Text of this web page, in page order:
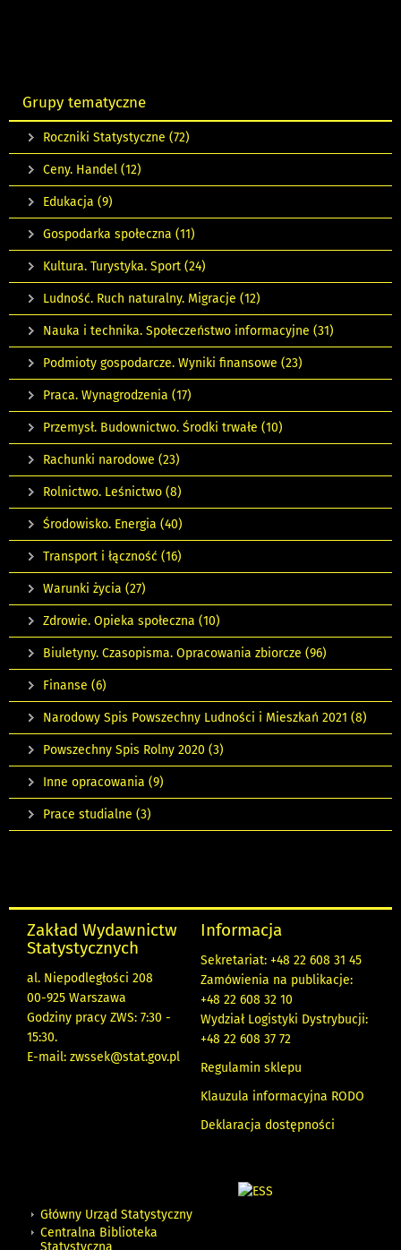
Grupy tematyczne
Roczniki Statystyczne (72)
Ceny. Handel (12)
Edukacja (9)
Gospodarka społeczna (11)
Kultura. Turystyka. Sport (24)
Ludność. Ruch naturalny. Migracje (12)
Nauka i technika. Społeczeństwo informacyjne (31)
Podmioty gospodarcze. Wyniki finansowe (23)
Praca. Wynagrodzenia (17)
Przemysł. Budownictwo. Środki trwałe (10)
Rachunki narodowe (23)
Rolnictwo. Leśnictwo (8)
Środowisko. Energia (40)
Transport i łączność (16)
Warunki życia (27)
Zdrowie. Opieka społeczna (10)
Biuletyny. Czasopisma. Opracowania zbiorcze (96)
Finanse (6)
Narodowy Spis Powszechny Ludności i Mieszkań 2021 (8)
Powszechny Spis Rolny 2020 (3)
Inne opracowania (9)
Prace studialne (3)
Zakład Wydawnictw
Statystycznych
al. Niepodległości 208
00-925 Warszawa
Godziny pracy ZWS: 7:30 -
15:30.
E-mail: zwssek@stat.gov.pl
Informacja
Sekretariat: +48 22 608 31 45
Zamówienia na publikacje:
+48 22 608 32 10
Wydział Logistyki Dystrybucji:
+48 22 608 37 72
Regulamin sklepu
Klauzula informacyjna RODO
Deklaracja dostępności
Główny Urząd Statystyczny
Centralna Biblioteka
Statystyczna